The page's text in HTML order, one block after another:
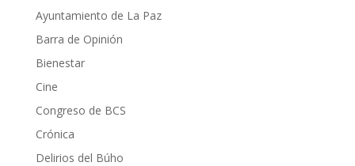
Ayuntamiento de La Paz
Barra de Opinión
Bienestar
Cine
Congreso de BCS
Crónica
Delirios del Búho